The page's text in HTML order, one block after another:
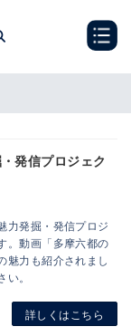
発信プロジェク
力発掘・発信プロジ
。動画「多摩六都の
魅力も紹介されまし
。
詳しくはこちら